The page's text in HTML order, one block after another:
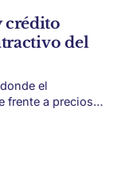
otra historia del
de 100 años
crédito
del
el
frente a precios
en el mapa